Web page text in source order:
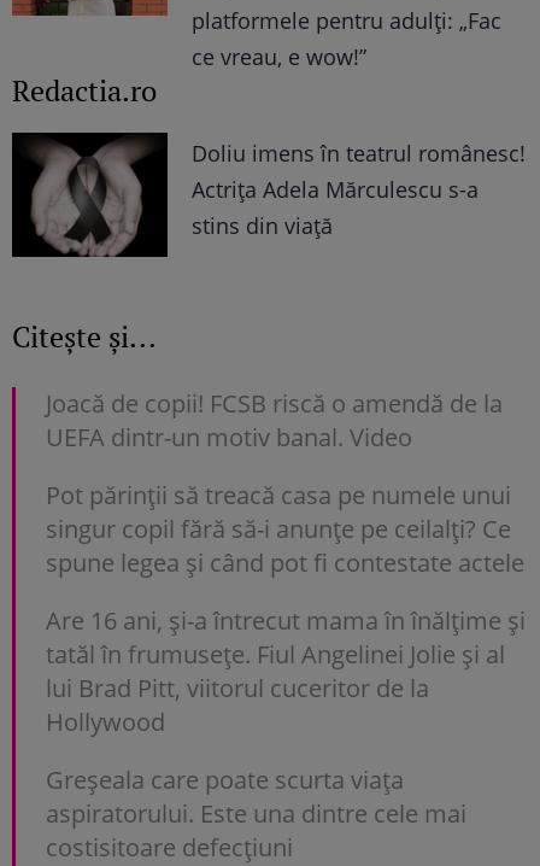
platformele pentru adulți: „Fac
ce vreau, e wow!”
Redactia.ro
Doliu imens în teatrul românesc!
Actrița Adela Mărculescu s-a
stins din viață
Citește și...
Joacă de copii! FCSB riscă o amendă de la
UEFA dintr-un motiv banal. Video
Pot părinții să treacă casa pe numele unui
singur copil fără să-i anunțe pe ceilalți? Ce
spune legea și când pot fi contestate actele
Are 16 ani, și-a întrecut mama în înălțime și
tatăl în frumusețe. Fiul Angelinei Jolie și al
lui Brad Pitt, viitorul cuceritor de la
Hollywood
Greșeala care poate scurta viața
aspiratorului. Este una dintre cele mai
costisitoare defecțiuni